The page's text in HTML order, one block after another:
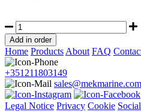
Home ProductsAbout FAQ
+351211803149
sales@mekmarine.com
Legal Notice Privacy Cookie